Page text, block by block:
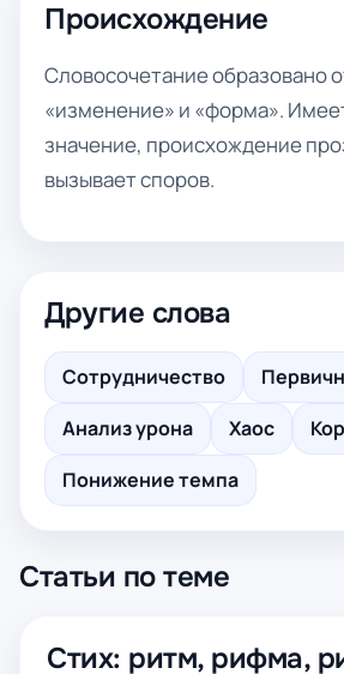
Происхождение
Словосочетание образовано
«изменение» и «форма».
значение, происхождение
вызывает споров.
Другие слова
Сотрудничество
Анализ урона
Хаос
Понижение темпа
Статьи по теме
Стих: ритм, рифма,